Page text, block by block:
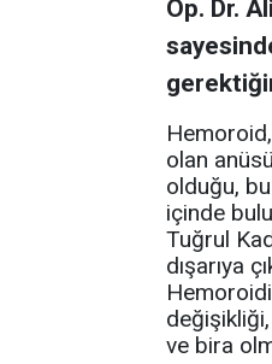
Op. Dr.
olan
olduğu,
içinde
Tuğrul
dışarıya
değişikliği,
ve bira